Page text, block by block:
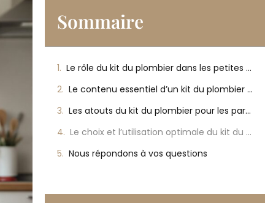
Sommaire
Le rôle du kit du plombier dans les petites réparations domestiques
Le contenu essentiel d’un kit du plombier pour réussir ses réparations
Les atouts du kit du plombier pour les particuliers et les professionnels
Le choix et l’utilisation optimale du kit du plombier
Nous répondons à vos questions